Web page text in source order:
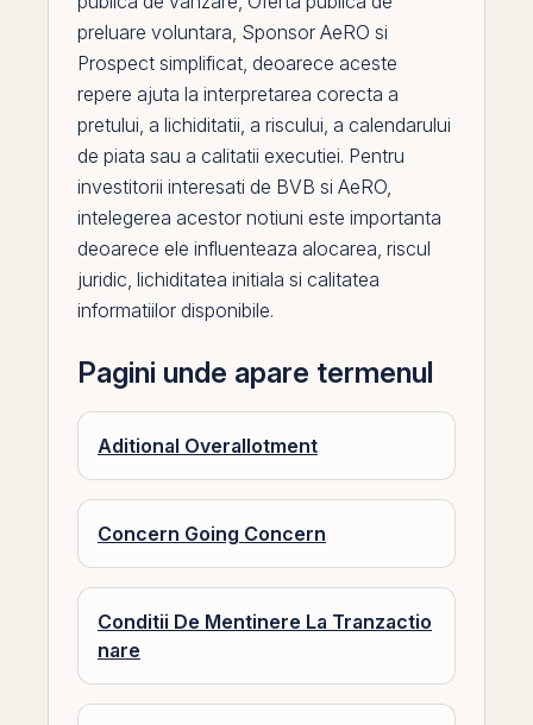
preluare voluntara, Sponsor AeRO si
Prospect simplificat, deoarece aceste
repere ajuta la interpretarea corecta a
pretului, a lichiditatii, a riscului, a calendarului
de piata sau a calitatii executiei. Pentru
investitorii interesati de BVB si AeRO,
intelegerea acestor notiuni este importanta
deoarece ele influenteaza alocarea, riscul
juridic, lichiditatea initiala si calitatea
informatiilor disponibile.
Pagini unde apare termenul
Aditional Overallotment
Concern Going Concern
Conditii De Mentinere La Tranzactio
nare